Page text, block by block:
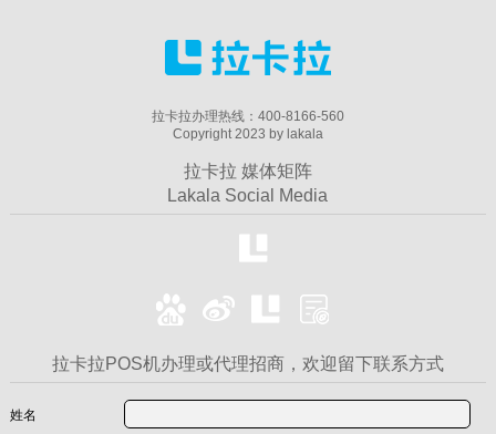
拉卡拉办理热线：400-8166-560
Copyright 2023 by lakala
拉卡拉 媒体矩阵
Lakala Social Media
拉卡拉POS机办理或代理招商，欢迎留下联系方式
姓名